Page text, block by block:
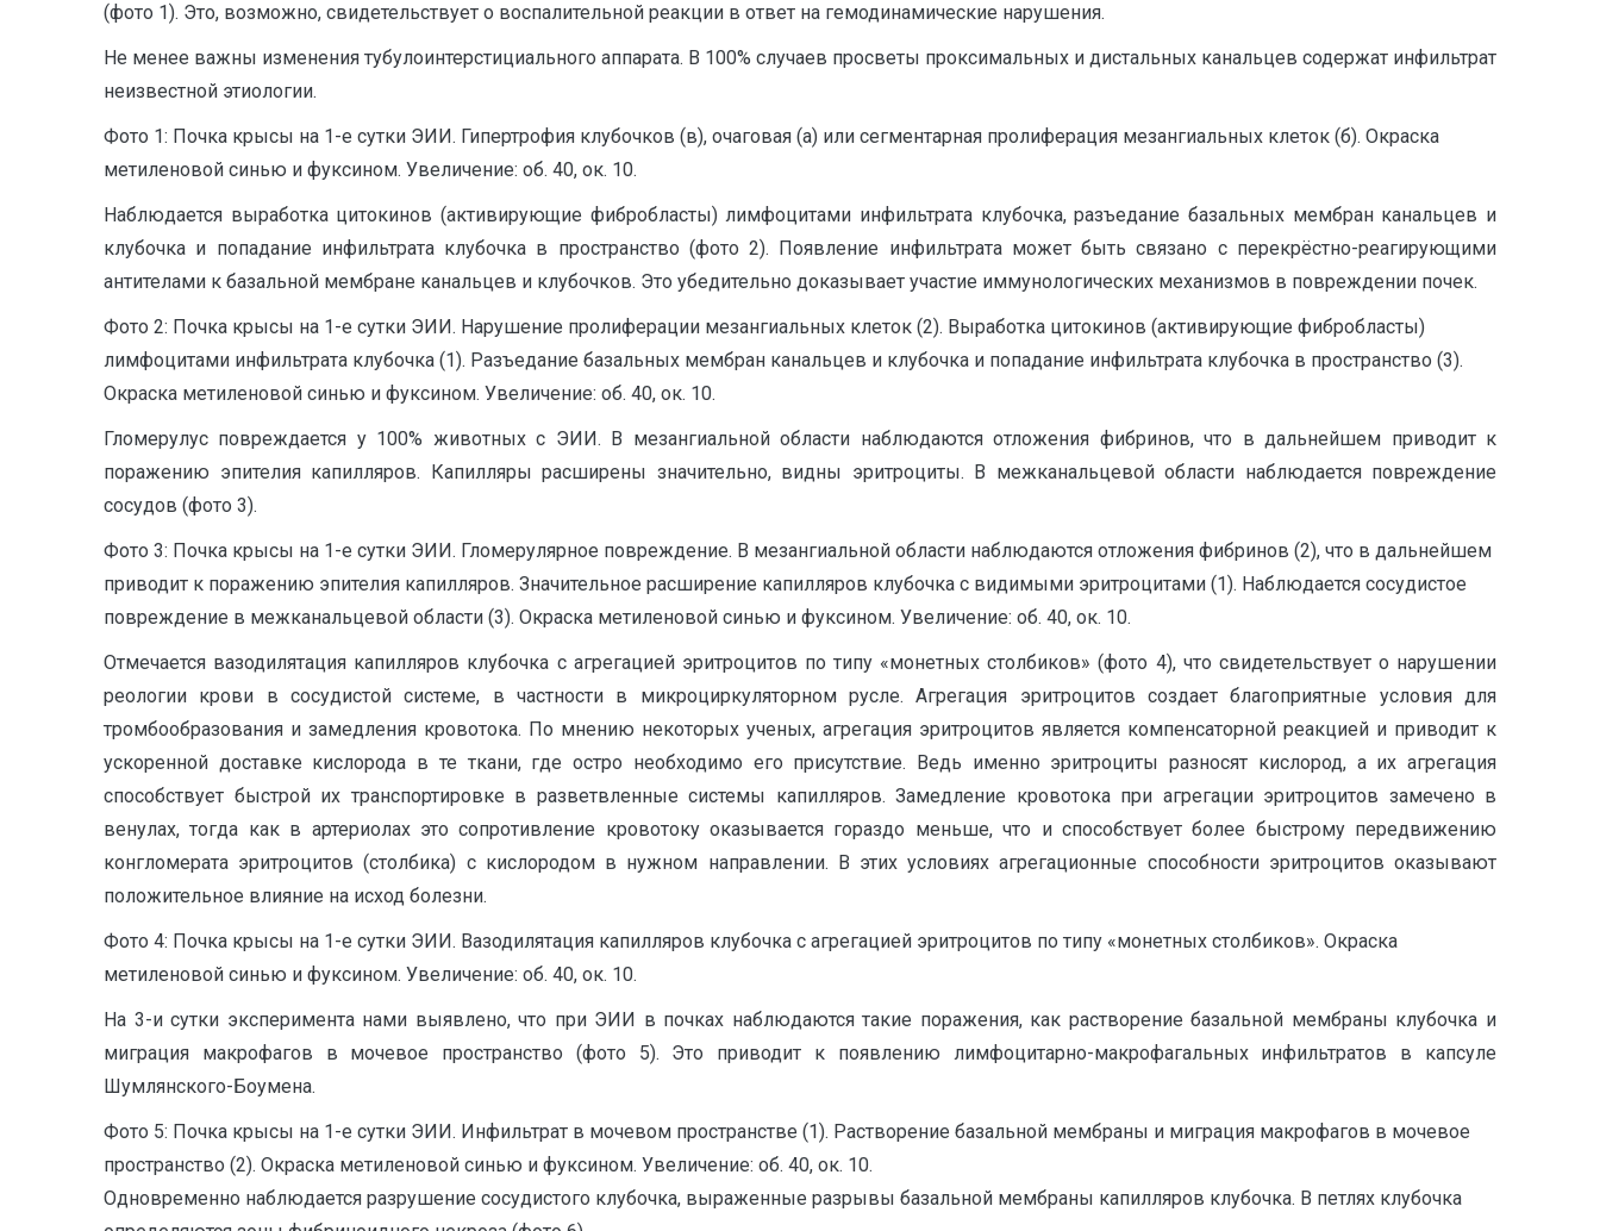
(фото 1). Это, возможно, свидетельствует о воспалительной реакции в ответ на гемодинамические нарушения.
Не менее важны изменения тубулоинтерстициального аппарата. В 100% случаев просветы проксимальных и дистальных канальцев содержат инфильтрат
неизвестной этиологии.
Фото 1: Почка крысы на 1-е сутки ЭИИ. Гипертрофия клубочков (в), очаговая (а) или сегментарная пролиферация мезангиальных клеток (б). Окраска
метиленовой синью и фуксином. Увеличение: об. 40, ок. 10.
Наблюдается выработка цитокинов (активирующие фибробласты) лимфоцитами инфильтрата клубочка, разъедание базальных мембран канальцев и
клубочка и попадание инфильтрата клубочка в пространство (фото 2). Появление инфильтрата может быть связано с перекрёстно-реагирующими
антителами к базальной мембране канальцев и клубочков. Это убедительно доказывает участие иммунологических механизмов в повреждении почек.
Фото 2: Почка крысы на 1-е сутки ЭИИ. Нарушение пролиферации мезангиальных клеток (2). Выработка цитокинов (активирующие фибробласты)
лимфоцитами инфильтрата клубочка (1). Разъедание базальных мембран канальцев и клубочка и попадание инфильтрата клубочка в пространство (3).
Окраска метиленовой синью и фуксином. Увеличение: об. 40, ок. 10.
Гломерулус повреждается у 100% животных с ЭИИ. В мезангиальной области наблюдаются отложения фибринов, что в дальнейшем приводит к
поражению эпителия капилляров. Капилляры расширены значительно, видны эритроциты. В межканальцевой области наблюдается повреждение
сосудов (фото 3).
Фото 3: Почка крысы на 1-е сутки ЭИИ. Гломерулярное повреждение. В мезангиальной области наблюдаются отложения фибринов (2), что в дальнейшем
приводит к поражению эпителия капилляров. Значительное расширение капилляров клубочка с видимыми эритроцитами (1). Наблюдается сосудистое
повреждение в межканальцевой области (3). Окраска метиленовой синью и фуксином. Увеличение: об. 40, ок. 10.
Отмечается вазодилятация капилляров клубочка с агрегацией эритроцитов по типу «монетных столбиков» (фото 4), что свидетельствует о нарушении
реологии крови в сосудистой системе, в частности в микроциркуляторном русле. Агрегация эритроцитов создает благоприятные условия для
тромбообразования и замедления кровотока. По мнению некоторых ученых, агрегация эритроцитов является компенсаторной реакцией и приводит к
ускоренной доставке кислорода в те ткани, где остро необходимо его присутствие. Ведь именно эритроциты разносят кислород, а их агрегация
способствует быстрой их транспортировке в разветвленные системы капилляров. Замедление кровотока при агрегации эритроцитов замечено в
венулах, тогда как в артериолах это сопротивление кровотоку оказывается гораздо меньше, что и способствует более быстрому передвижению
конгломерата эритроцитов (столбика) с кислородом в нужном направлении. В этих условиях агрегационные способности эритроцитов оказывают
положительное влияние на исход болезни.
Фото 4: Почка крысы на 1-е сутки ЭИИ. Вазодилятация капилляров клубочка с агрегацией эритроцитов по типу «монетных столбиков». Окраска
метиленовой синью и фуксином. Увеличение: об. 40, ок. 10.
На 3-и сутки эксперимента нами выявлено, что при ЭИИ в почках наблюдаются такие поражения, как растворение базальной мембраны клубочка и
миграция макрофагов в мочевое пространство (фото 5). Это приводит к появлению лимфоцитарно-макрофагальных инфильтратов в капсуле
Шумлянского-Боумена.
Фото 5: Почка крысы на 1-е сутки ЭИИ. Инфильтрат в мочевом пространстве (1). Растворение базальной мембраны и миграция макрофагов в мочевое
пространство (2). Окраска метиленовой синью и фуксином. Увеличение: об. 40, ок. 10.
Одновременно наблюдается разрушение сосудистого клубочка, выраженные разрывы базальной мембраны капилляров клубочка. В петлях клубочка